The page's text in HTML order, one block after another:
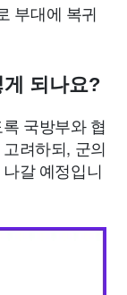
부대에 복귀
되나요?
국방부와 협
려하되, 군의
갈 예정입니